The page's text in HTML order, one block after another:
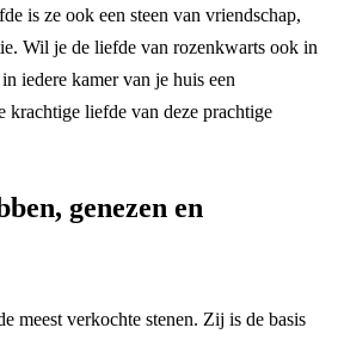
is ze ook een steen van vriendschap,
Wil je de liefde van rozenkwarts ook in
iedere kamer van je huis een
krachtige liefde van deze prachtige
genezen en
meest verkochte stenen. Zij is de basis